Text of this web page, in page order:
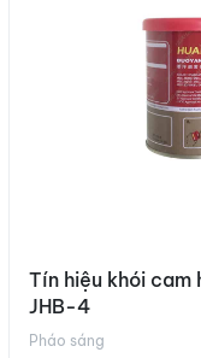
Tín hiệu khói cam
JHB-4
Pháo sáng